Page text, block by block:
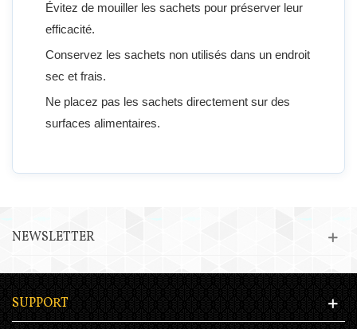
Évitez de mouiller les sachets pour préserver leur
efficacité.
Conservez les sachets non utilisés dans un endroit
sec et frais.
Ne placez pas les sachets directement sur des
surfaces alimentaires.
NEWSLETTER
SUPPORT